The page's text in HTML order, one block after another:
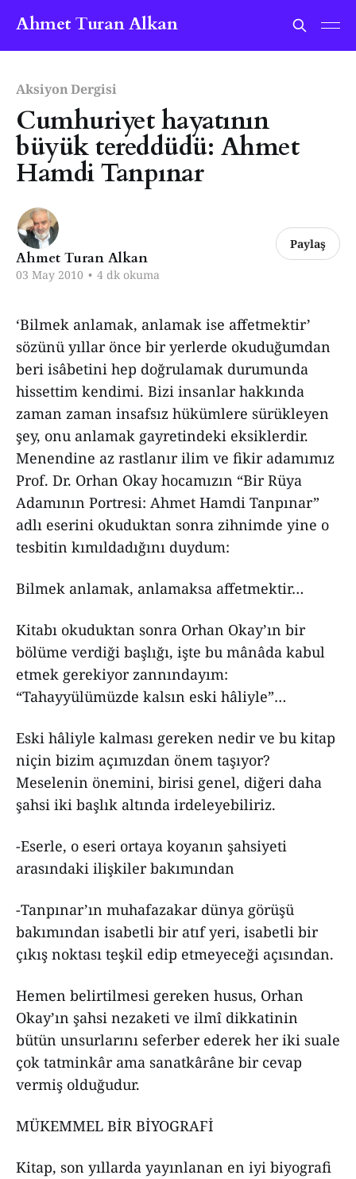
Ahmet Turan Alkan
Aksiyon Dergisi
Cumhuriyet hayatının
büyük tereddüdü: Ahmet
Hamdi Tanpınar
Ahmet Turan Alkan
03 May 2010 • 4 dk okuma
Paylaş
‘Bilmek anlamak, anlamak ise affetmektir’
sözünü yıllar önce bir yerlerde okuduğumdan
beri isâbetini hep doğrulamak durumunda
hissettim kendimi. Bizi insanlar hakkında
zaman zaman insafsız hükümlere sürükleyen
şey, onu anlamak gayretindeki eksiklerdir.
Menendine az rastlanır ilim ve fikir adamımız
Prof. Dr. Orhan Okay hocamızın “Bir Rüya
Adamının Portresi: Ahmet Hamdi Tanpınar”
adlı eserini okuduktan sonra zihnimde yine o
tesbitin kımıldadığını duydum:
Bilmek anlamak, anlamaksa affetmektir…
Kitabı okuduktan sonra Orhan Okay’ın bir
bölüme verdiği başlığı, işte bu mânâda kabul
etmek gerekiyor zannındayım:
“Tahayyülümüzde kalsın eski hâliyle”…
Eski hâliyle kalması gereken nedir ve bu kitap
niçin bizim açımızdan önem taşıyor?
Meselenin önemini, birisi genel, diğeri daha
şahsi iki başlık altında irdeleyebiliriz.
-Eserle, o eseri ortaya koyanın şahsiyeti
arasındaki ilişkiler bakımından
-Tanpınar’ın muhafazakar dünya görüşü
bakımından isabetli bir atıf yeri, isabetli bir
çıkış noktası teşkil edip etmeyeceği açısından.
Hemen belirtilmesi gereken husus, Orhan
Okay’ın şahsi nezaketi ve ilmî dikkatinin
bütün unsurlarını seferber ederek her iki suale
çok tatminkâr ama sanatkârâne bir cevap
vermiş olduğudur.
MÜKEMMEL BİR BİYOGRAFİ
Kitap, son yıllarda yayınlanan en iyi biyografi